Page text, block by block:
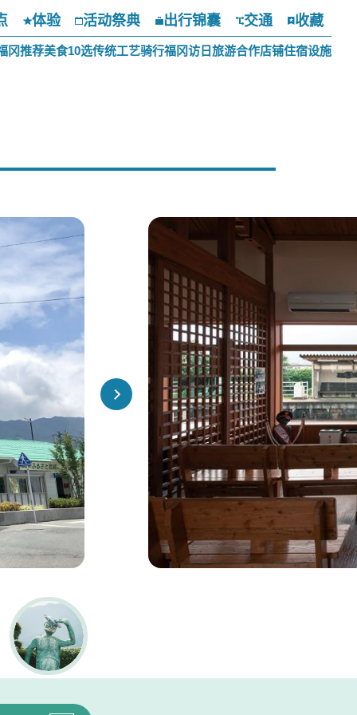
体验 活动祭典 出行锦囊 交通 收藏
冈推荐美食10选传统工艺骑行福冈访日旅游合作店铺住宿设施